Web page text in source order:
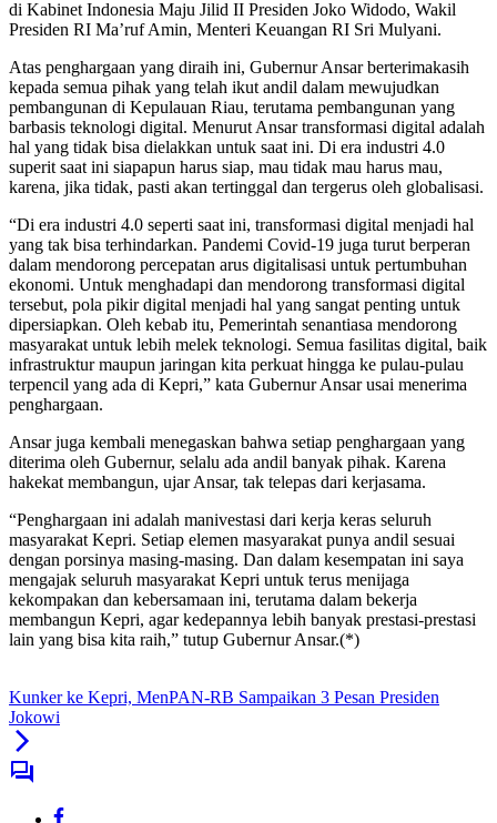
di Kabinet Indonesia Maju Jilid II Presiden Joko Widodo, Wakil
Presiden RI Ma’ruf Amin, Menteri Keuangan RI Sri Mulyani.
Atas penghargaan yang diraih ini, Gubernur Ansar berterimakasih
kepada semua pihak yang telah ikut andil dalam mewujudkan
pembangunan di Kepulauan Riau, terutama pembangunan yang
barbasis teknologi digital. Menurut Ansar transformasi digital adalah
hal yang tidak bisa dielakkan untuk saat ini. Di era industri 4.0
superit saat ini siapapun harus siap, mau tidak mau harus mau,
karena, jika tidak, pasti akan tertinggal dan tergerus oleh globalisasi.
“Di era industri 4.0 seperti saat ini, transformasi digital menjadi hal
yang tak bisa terhindarkan. Pandemi Covid-19 juga turut berperan
dalam mendorong percepatan arus digitalisasi untuk pertumbuhan
ekonomi. Untuk menghadapi dan mendorong transformasi digital
tersebut, pola pikir digital menjadi hal yang sangat penting untuk
dipersiapkan. Oleh kebab itu, Pemerintah senantiasa mendorong
masyarakat untuk lebih melek teknologi. Semua fasilitas digital, baik
infrastruktur maupun jaringan kita perkuat hingga ke pulau-pulau
terpencil yang ada di Kepri,” kata Gubernur Ansar usai menerima
penghargaan.
Ansar juga kembali menegaskan bahwa setiap penghargaan yang
diterima oleh Gubernur, selalu ada andil banyak pihak. Karena
hakekat membangun, ujar Ansar, tak telepas dari kerjasama.
“Penghargaan ini adalah manivestasi dari kerja keras seluruh
masyarakat Kepri. Setiap elemen masyarakat punya andil sesuai
dengan porsinya masing-masing. Dan dalam kesempatan ini saya
mengajak seluruh masyarakat Kepri untuk terus menijaga
kekompakan dan kebersamaan ini, terutama dalam bekerja
membangun Kepri, agar kedepannya lebih banyak prestasi-prestasi
lain yang bisa kita raih,” tutup Gubernur Ansar.(*)
Kunker ke Kepri, MenPAN-RB Sampaikan 3 Pesan Presiden
Jokowi